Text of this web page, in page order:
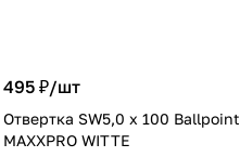
495 ₽/шт
Отвертка SW5,0 х 100 Ballpoint
MAXXPRO WITTE